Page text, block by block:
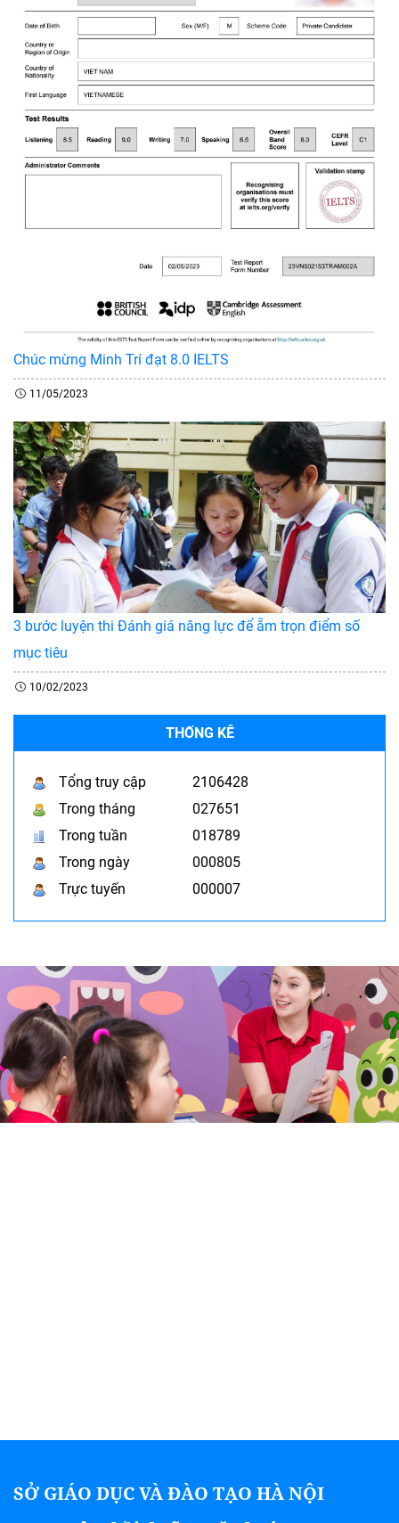
Chúc mừng Minh Trí đạt 8.0 IELTS
11/05/2023
3 bước luyện thi Đánh giá năng lực để ẵm trọn điểm số
mục tiêu
10/02/2023
THỐNG KÊ
Tổng truy cập
2106428
Trong tháng
027651
Trong tuần
018789
Trong ngày
000805
Trực tuyến
000007
SỞ GIÁO DỤC VÀ ĐÀO TẠO HÀ NỘI